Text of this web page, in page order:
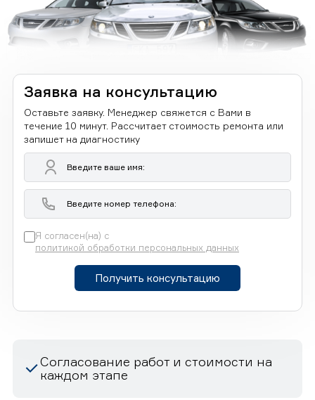
Заявка на консультацию
Оставьте заявку. Менеджер свяжется с Вами в
течение 10 минут. Рассчитает стоимость ремонта или
запишет на диагностику
Я согласен(на) с
политикой обработки персональных данных
Получить консультацию
Согласование работ и стоимости на
каждом этапе